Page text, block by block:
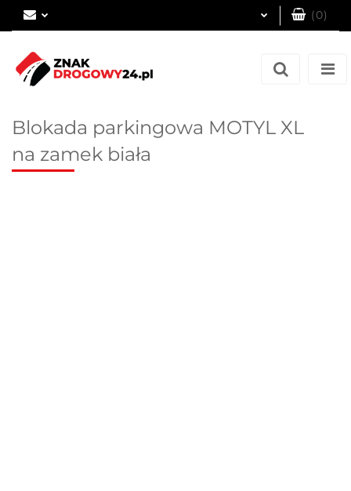
(0)
Blokada parkingowa MOTYL XL
na zamek biała